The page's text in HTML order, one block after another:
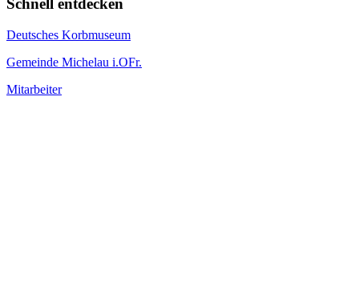
Schnell entdecken
Deutsches Korbmuseum
Gemeinde Michelau i.OFr.
Mitarbeiter